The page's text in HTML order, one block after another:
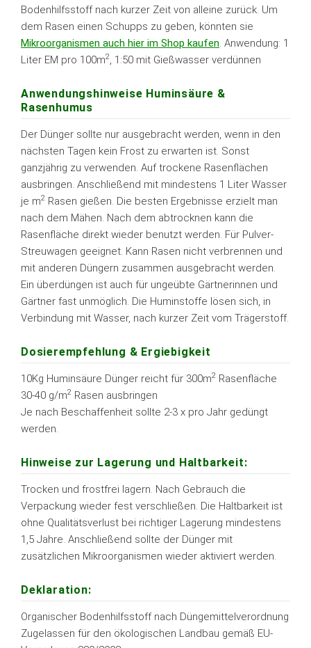
Bodenhilfsstoff nach kurzer Zeit von alleine zurück. Um
dem Rasen einen Schupps zu geben, könnten sie
Mikroorganismen auch hier im Shop kaufen . Anwendung: 1
Liter EM pro 100m2 , 1:50 mit Gießwasser verdünnen
Anwendungshinweise Huminsäure &
Rasenhumus
Der Dünger sollte nur ausgebracht werden, wenn in den
nächsten Tagen kein Frost zu erwarten ist. Sonst
ganzjährig zu verwenden. Auf trockene Rasenflächen
ausbringen. Anschließend mit mindestens 1 Liter Wasser
je m2 Rasen gießen. Die besten Ergebnisse erzielt man
nach dem Mähen. Nach dem abtrocknen kann die
Rasenfläche direkt wieder benutzt werden. Für Pulver-
Streuwagen geeignet. Kann Rasen nicht verbrennen und
mit anderen Düngern zusammen ausgebracht werden.
Ein überdüngen ist auch für ungeübte Gärtnerinnen und
Gärtner fast unmöglich. Die Huminstoffe lösen sich, in
Verbindung mit Wasser, nach kurzer Zeit vom Trägerstoff.
Dosierempfehlung & Ergiebigkeit
10Kg Huminsäure Dünger reicht für 300m2 Rasenfläche
30-40 g/m2 Rasen ausbringen
Je nach Beschaffenheit sollte 2-3 x pro Jahr gedüngt
werden.
Hinweise zur Lagerung und Haltbarkeit:
Trocken und frostfrei lagern. Nach Gebrauch die
Verpackung wieder fest verschließen. Die Haltbarkeit ist
ohne Qualitätsverlust bei richtiger Lagerung mindestens
1,5 Jahre. Anschließend sollte der Dünger mit
zusätzlichen Mikroorganismen wieder aktiviert werden.
Deklaration:
Organischer Bodenhilfsstoff nach Düngemittelverordnung
Zugelassen für den ökologischen Landbau gemäß EU-